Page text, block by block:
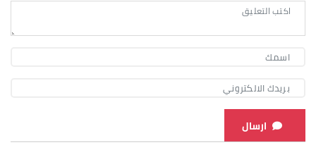
ارسال